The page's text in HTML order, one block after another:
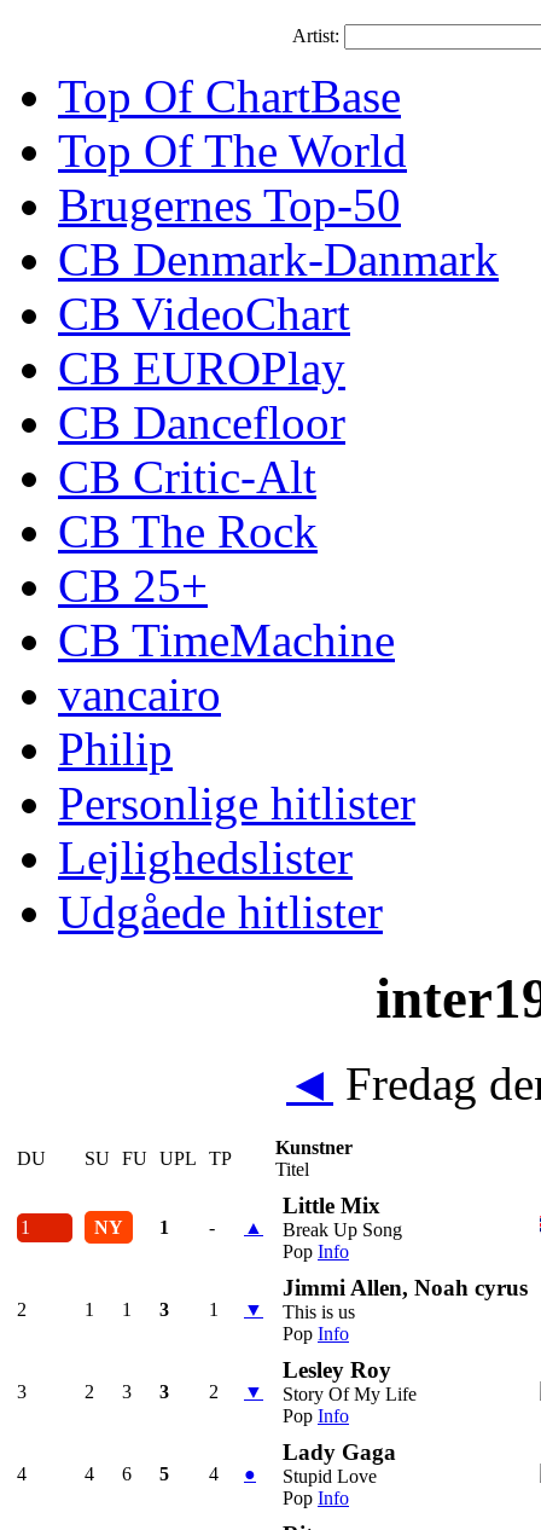
Artist:
Top Of ChartBase
Top Of The World
Brugernes Top-50
CB Denmark-Danmark
CB VideoChart
CB EUROPlay
CB Dancefloor
CB Critic-Alt
CB The Rock
CB 25+
CB TimeMachine
vancairo
Philip
Personlige hitlister
Lejlighedslister
Udgåede hitlister
◄ Fredag
DU SU FU UPL TP
Kunstner
Titel
1 NY 1 - ▲
Little Mix
Break Up Song
Pop Info
2 1 1 3 1 ▼
Jimmi Allen, Noah cyrus
This is us
Pop Info
3 2 3 3 2 ▼
Lesley Roy
Story Of My Life
Pop Info
4 4 6 5 4 ●
Lady Gaga
Stupid Love
Pop Info